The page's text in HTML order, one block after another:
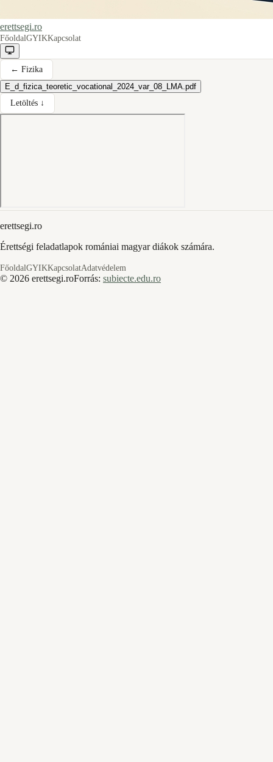
erettsegi.ro
FőoldalGYIKKapcsolat
← Fizika
E_d_fizica_teoretic_vocational_2024_var_08_LMA.pdf
Letöltés ↓
erettsegi.ro
Érettségi feladatlapok romániai magyar diákok számára.
FőoldalGYIKKapcsolatAdatvédelem
© 2026 erettsegi.roForrás: subiecte.edu.ro